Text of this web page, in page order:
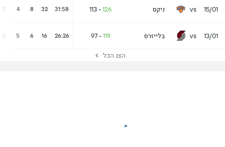
15/01
vs ניקס 126
-
113
31:58
32
8
4
2
13/01
vs בלייזרס 119
-
97
26:26
16
6
5
0
הצג הכל